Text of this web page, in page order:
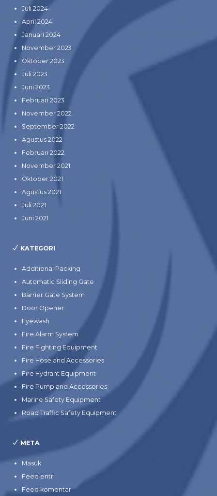
Juli 2024
April 2024
Januari 2024
November 2023
Oktober 2023
Juli 2023
Juni 2023
Februari 2023
November 2022
September 2022
Agustus 2022
Februari 2022
November 2021
Oktober 2021
Agustus 2021
Juli 2021
Juni 2021
KATEGORI
Additional Packing
Automatic Sliding Gate
Barrier Gate System
Door Opener
Eyewash
Fire Alarm System
Fire Fighting Equipment
Fire Hose and Accessories
Fire Hydrant Equipment
Fire Pump and Accessories
Marine Safety Equipment
Road Traffic Safety Equipment
META
Masuk
Feed entri
Feed komentar